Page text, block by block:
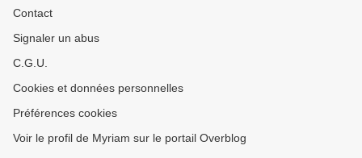
Contact
Signaler un abus
C.G.U.
Cookies et données personnelles
Préférences cookies
Voir le profil de Myriam sur le portail Overblog